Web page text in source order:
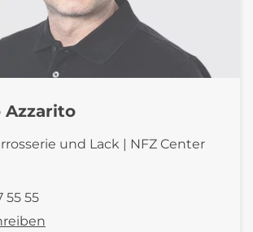
Azzarito
und Lack | NFZ Center
55 55